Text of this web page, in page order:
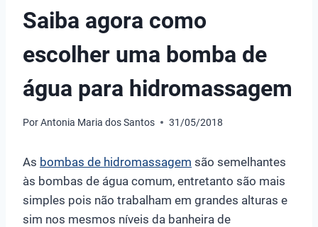
Saiba agora como
escolher uma bomba de
água para hidromassagem
PorAntonia Maria dos Santos 31/05/2018
As bombas de hidromassagem são semelhantes
às bombas de água comum, entretanto são mais
simples pois não trabalham em grandes alturas e
sim nos mesmos níveis da banheira de